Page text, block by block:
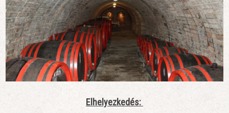
Elhelyezkedés: